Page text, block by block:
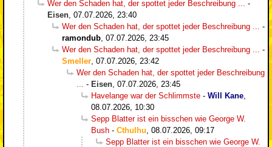
Wer den Schaden hat, der spottet jeder Beschreibung ...
-
Eisen 07.07.2026, 23:40
Wer den Schaden hat, der spottet jeder Beschreibung ...
-
ramondub 07.07.2026, 23:45
Wer den Schaden hat, der spottet jeder Beschreibung ...
-
Smeller 07.07.2026, 23:42
Wer den Schaden hat, der spottet jeder Beschreibung
- Eisen 07.07.2026, 23:45
Havelange war der Schlimmste - Will Kane
08.07.2026, 10:30
Sepp Blatter ist ein bisschen wie George W.
Bush - Cthulhu 08.07.2026, 09:17
Sepp Blatter ist ein bisschen wie George W.